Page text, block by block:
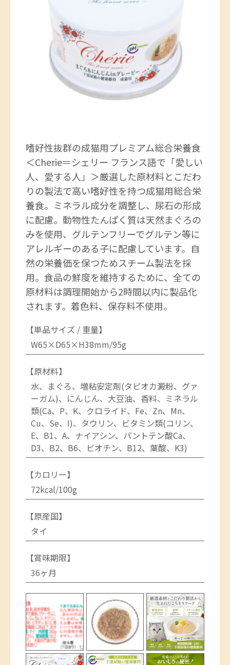
嗜好性抜群の成猫用プレミアム総合栄養食
＜Cherie＝シェリー フランス語で「愛しい
人、愛する人」＞厳選した原材料とこだわ
りの製法で高い嗜好性を持つ成猫用総合栄
養食。ミネラル成分を調整し、尿石の形成
に配慮。動物性たんぱく質は天然まぐろの
みを使用、グルテンフリーでグルテン等に
アレルギーのある子に配慮しています。自
然の栄養価を保つためスチーム製法を採
用。食品の鮮度を維持するために、全ての
原材料は調理開始から2時間以内に製品化
されます。着色料、保存料不使用。
【単品サイズ / 重量】
W65×D65×H38mm/95g
【原材料】
水、まぐろ、増粘安定剤(タピオカ澱粉、グァ
ーガム)、にんじん、大豆油、香料、ミネラル
類(Ca、P、K、クロライド、Fe、Zn、Mn、
Cu、Se、I)、タウリン、ビタミン類(コリン、
E、B1、A、ナイアシン、パントテン酸Ca、
D3、B2、B6、ビオチン、B12、葉酸、K3)
【カロリー】
72kcal/100g
【原産国】
タイ
【賞味期限】
36ヶ月